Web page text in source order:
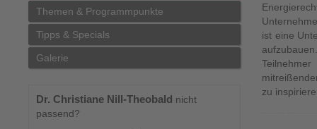
Themen & Programmpunkte
Tipps & Specials
Galerie
Dr. Christiane Nill-Theobald nicht
passend?
ist eine
zu